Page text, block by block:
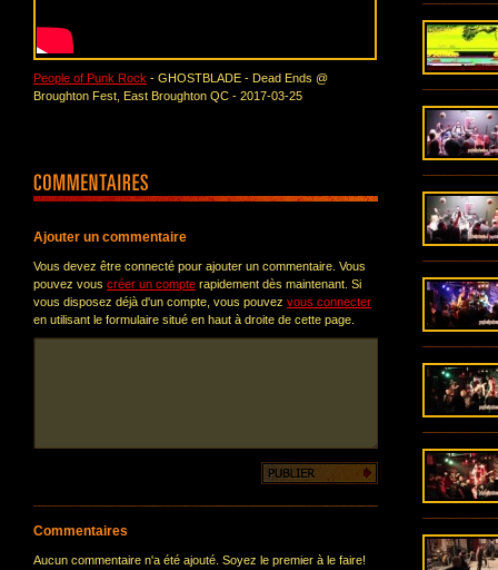
People of Punk Rock - GHOSTBLADE - Dead Ends @
Broughton Fest, East Broughton QC - 2017-03-25
Ajouter un commentaire
Vous devez être connecté pour ajouter un commentaire. Vous
pouvez vous créer un compte rapidement dès maintenant. Si
vous disposez déjà d'un compte, vous pouvez vous connecter
en utilisant le formulaire situé en haut à droite de cette page.
Commentaires
Aucun commentaire n'a été ajouté. Soyez le premier à le faire!